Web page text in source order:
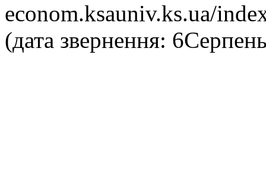
econom.ksauniv.ks.ua/
(дата звернення: